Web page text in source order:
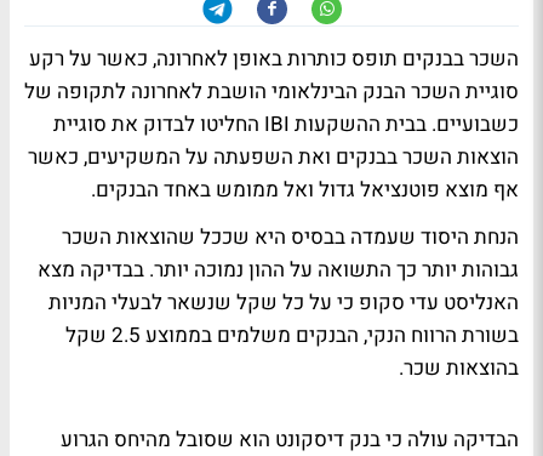
השכר בבנקים תופס כותרות באופן לאחרונה, כאשר על רקע
סוגיית השכר הבנק הבינלאומי הושבת לאחרונה לתקופה של
כשבועיים. בבית ההשקעות IBI החליטו לבדוק את סוגיית
הוצאות השכר בבנקים ואת השפעתה על המשקיעים, כאשר
אף מוצא פוטנציאל גדול ואל ממומש באחד הבנקים.
הנחת היסוד שעמדה בבסיס היא שככל שהוצאות השכר
גבוהות יותר כך התשואה על ההון נמוכה יותר. בבדיקה מצא
האנליסט עדי סקופ כי על כל שקל שנשאר לבעלי המניות
בשורת הרווח הנקי, הבנקים משלמים בממוצע 2.5 שקל
בהוצאות שכר.
הבדיקה עולה כי בנק דיסקונט הוא שסובל מהיחס הגרוע